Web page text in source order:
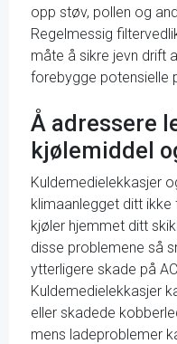
opp støv, pollen og
Regelmessig
måte å sikre jevn drift
forebygge potensielle
Å adressere
kjølemiddel
Kuldemedielekkasjer
klimaanlegget ditt
kjøler hjemmet ditt
disse problemene så
ytterligere skade på
Kuldemedielekkasjer
eller skadede
mens ladeproblemer